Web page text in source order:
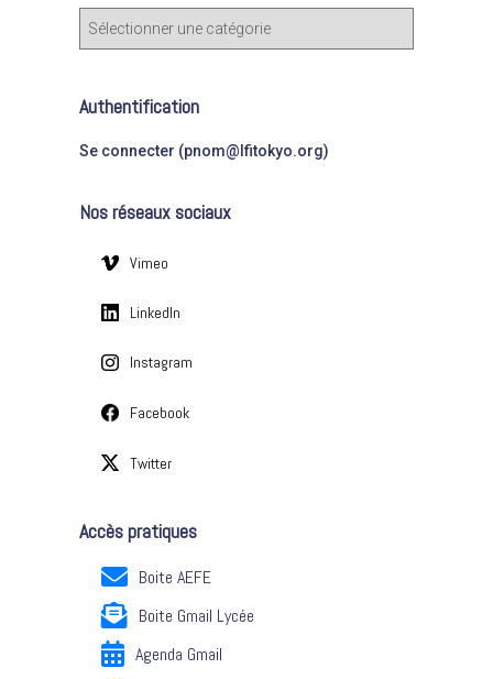
c
e
C
g
o
e
Authentification
Se connecter (pnom@lfitokyo.org)
Nos réseaux sociaux
Vimeo
LinkedIn
Instagram
Facebook
Twitter
Accès pratiques
Boite AEFE
Boite Gmail Lycée
Agenda Gmail